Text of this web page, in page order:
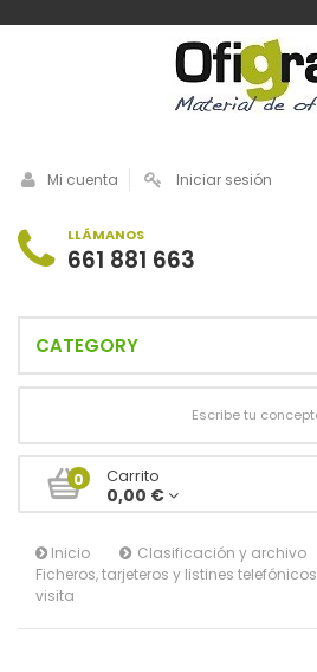
Mi cuenta Iniciar sesión
LLÁMANOS
661 881 663
CATEGORY
0 Carrito
0,00 €
Inicio
Clasificación y archivo
Ficheros, tarjeteros y listines telefónicos
visita